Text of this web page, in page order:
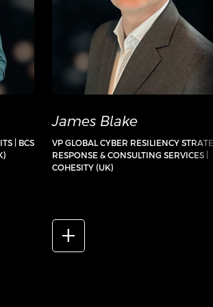
| BCS
James Blake
VP GLOBAL CYBER RESILIENCY
RESPONSE & CONSULTING SERVICES |
COHESITY (UK)
add_2